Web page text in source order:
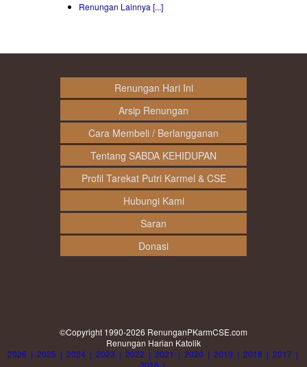
Renungan Lainnya [...]
Renungan Hari Ini
Arsip Renungan
Cara Membeli / Berlangganan
Tentang SABDA KEHIDUPAN
Profil Tarekat Putri Karmel & CSE
Hubungi Kami
Saran
Donasi
©Copyright 1990-2026 RenunganPKarmCSE.com
Renungan Harian Katolik
2026 | 2025 | 2024 | 2023 | 2022 | 2021 | 2020 | 2019 | 2018 | 2017 |